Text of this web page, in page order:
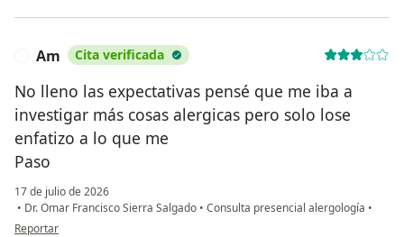
Am Cita verificada
No lleno las expectativas pensé que me iba a
investigar más cosas alergicas pero solo lose
enfatizo a lo que me
Paso
17 de julio de 2026
• Dr. Omar Francisco Sierra Salgado • Consulta presencial alergología •
en opinión del usuario Am
Reportar